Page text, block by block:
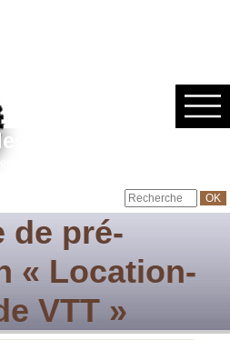
Skowiés
à fils & ombres chinoises
de pré-
« Location-
VTT »